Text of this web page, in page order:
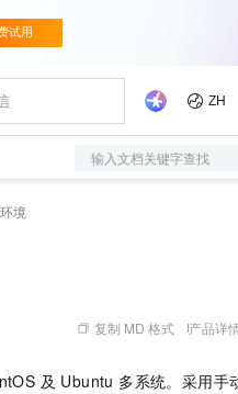
输入文档关键字查找
境
复制 MD 格式 产品详
及 Ubuntu 多系统。采用手